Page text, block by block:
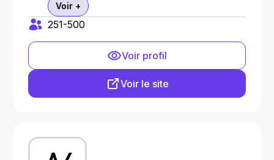
Voir +
251-500
Voir profil
Voir le site